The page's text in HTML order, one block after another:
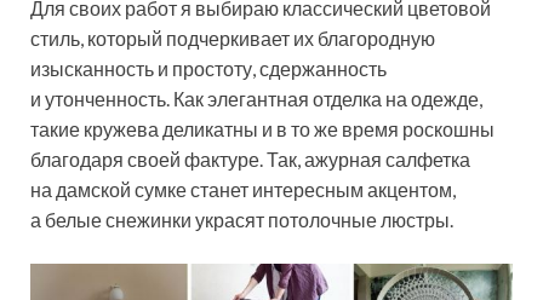
Для своих работ я выбираю классический цветовой
стиль, который подчеркивает их благородную
изысканность и простоту, сдержанность
и утонченность. Как элегантная отделка на одежде,
такие кружева деликатны и в то же время роскошны
благодаря своей фактуре. Так, ажурная салфетка
на дамской сумке станет интересным акцентом,
а белые снежинки украсят потолочные люстры.